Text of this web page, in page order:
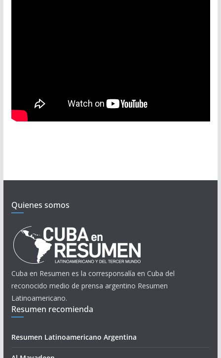
Quienes somos
Cuba en Resumen es la corresponsalía en Cuba del
reconocido medio de prensa argentino Resumen
Latinoamericano.
Resumen recomienda
Resumen Latinoamericano Argentina